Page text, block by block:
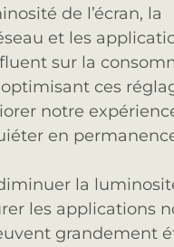
de l’écran, la
et les
sur la
ces
notre
en
la
les applications
grandement